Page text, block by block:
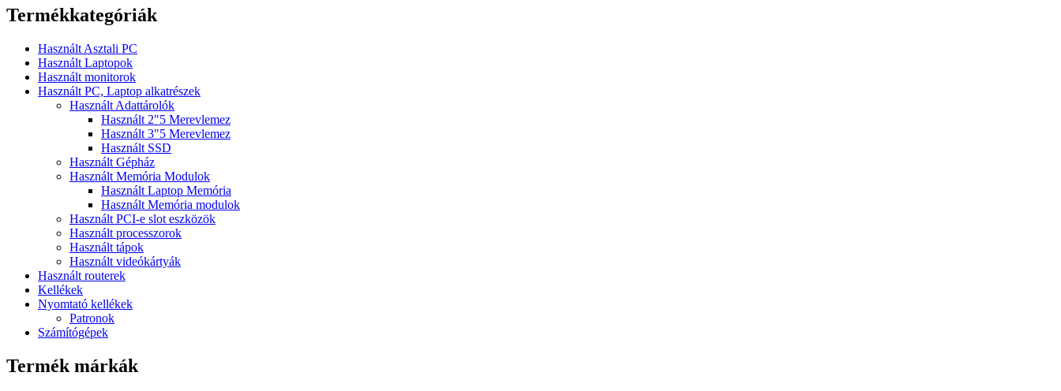
Termékkategóriák
Használt Asztali PC
Használt Laptopok
Használt monitorok
Használt PC, Laptop alkatrészek
Használt Adattárolók
Használt 2"5 Merevlemez
Használt 3"5 Merevlemez
Használt SSD
Használt Gépház
Használt Memória Modulok
Használt Laptop Memória
Használt Memória modulok
Használt PCI-e slot eszközök
Használt processzorok
Használt tápok
Használt videókártyák
Használt routerek
Kellékek
Nyomtató kellékek
Patronok
Számítógépek
Termék márkák